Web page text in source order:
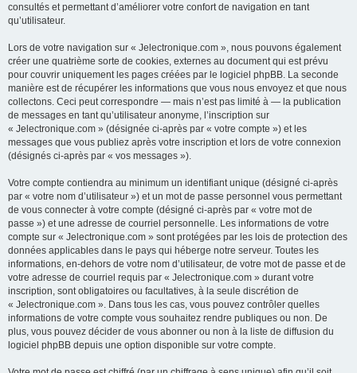
consultés et permettant d’améliorer votre confort de navigation en tant
qu’utilisateur.
Lors de votre navigation sur « Jelectronique.com », nous pouvons également
créer une quatrième sorte de cookies, externes au document qui est prévu
pour couvrir uniquement les pages créées par le logiciel phpBB. La seconde
manière est de récupérer les informations que vous nous envoyez et que nous
collectons. Ceci peut correspondre — mais n’est pas limité à — la publication
de messages en tant qu’utilisateur anonyme, l’inscription sur
« Jelectronique.com » (désignée ci-après par « votre compte ») et les
messages que vous publiez après votre inscription et lors de votre connexion
(désignés ci-après par « vos messages »).
Votre compte contiendra au minimum un identifiant unique (désigné ci-après
par « votre nom d’utilisateur ») et un mot de passe personnel vous permettant
de vous connecter à votre compte (désigné ci-après par « votre mot de
passe ») et une adresse de courriel personnelle. Les informations de votre
compte sur « Jelectronique.com » sont protégées par les lois de protection des
données applicables dans le pays qui héberge notre serveur. Toutes les
informations, en-dehors de votre nom d’utilisateur, de votre mot de passe et de
votre adresse de courriel requis par « Jelectronique.com » durant votre
inscription, sont obligatoires ou facultatives, à la seule discrétion de
« Jelectronique.com ». Dans tous les cas, vous pouvez contrôler quelles
informations de votre compte vous souhaitez rendre publiques ou non. De
plus, vous pouvez décider de vous abonner ou non à la liste de diffusion du
logiciel phpBB depuis une option disponible sur votre compte.